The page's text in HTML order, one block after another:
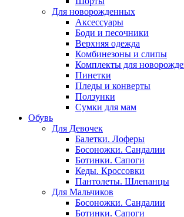
Для новорожденных
Аксессуары
Боди и песочники
Верхняя одежда
Комбинезоны и слипы
Комплекты для
Пинетки
Пледы и конверты
Ползунки
Сумки для мам
Обувь
Для Девочек
Балетки. Лоферы
Босоножки. Сандалии
Ботинки. Сапоги
Кеды. Кроссовки
Пантолеты. Шлепанцы
Для Мальчиков
Босоножки. Сандалии
Ботинки. Сапоги